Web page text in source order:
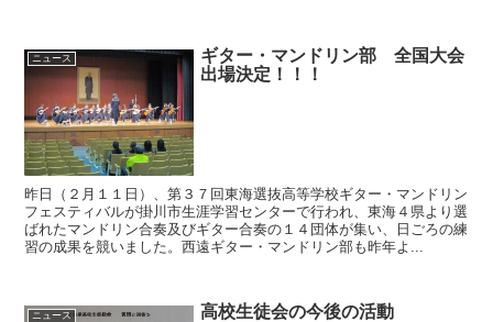
ニュース
ギター・マンドリン部 全国大会
出場決定！！！
昨日（２月１１日）、第３７回東海選抜高等学校ギター・マンドリン
フェスティバルが掛川市生涯学習センターで行われ、東海４県より選
ばれたマンドリン合奏及びギター合奏の１４団体が集い、日ごろの練
習の成果を競いました。西遠ギター・マンドリン部も昨年よ...
ニュース 高校生徒会の今後の活動